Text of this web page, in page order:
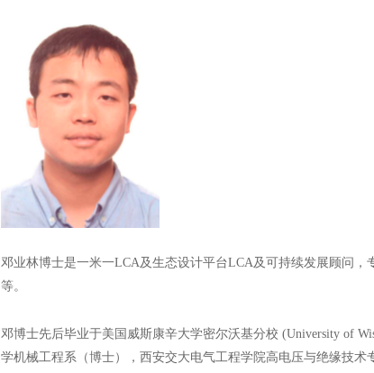
邓业林博士是一米一LCA及生态设计平台LCA及可持续发展顾问
等。
邓博士先后毕业于美国威斯康辛大学密尔沃基分校 (University of
学机械工程系（博士），西安交大电气工程学院高电压与绝缘技